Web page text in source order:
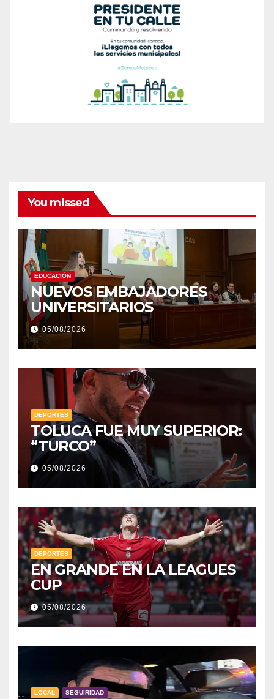
You missed
EDUCACIÓN
NUEVOS EMBAJADORES
UNIVERSITARIOS
05/08/2026
DEPORTES
TOLUCA FUE MUY SUPERIOR:
“TURCO”
05/08/2026
DEPORTES
EN GRANDE EN LA LEAGUES
CUP
05/08/2026
LOCAL SEGUIRIDAD